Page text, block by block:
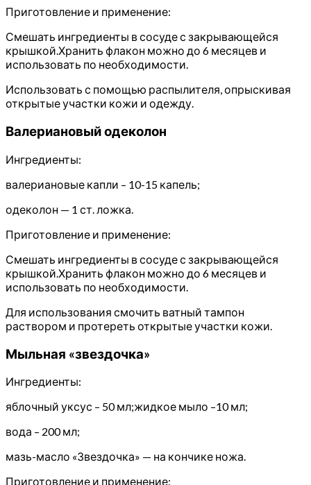
Приготовление и применение:
Смешать ингредиенты в сосуде с закрывающейся
крышкой.Хранить флакон можно до 6 месяцев и
использовать по необходимости.
Использовать с помощью распылителя, опрыскивая
открытые участки кожи и одежду.
Валериановый одеколон
Ингредиенты:
валериановые капли – 10-15 капель;
одеколон — 1 ст. ложка.
Приготовление и применение:
Смешать ингредиенты в сосуде с закрывающейся
крышкой.Хранить флакон можно до 6 месяцев и
использовать по необходимости.
Для использования смочить ватный тампон
раствором и протереть открытые участки кожи.
Мыльная «звездочка»
Ингредиенты:
яблочный уксус – 50 мл;жидкое мыло –10 мл;
вода – 200 мл;
мазь-масло «Звездочка» — на кончике ножа.
Приготовление и применение: